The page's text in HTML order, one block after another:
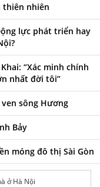
thiên nhiên
lực phát triển hay
“Xác minh chính
nhất đời tôi”
sông Hương
Bảy
móng đô thị Sài Gòn
ở Hà Nội